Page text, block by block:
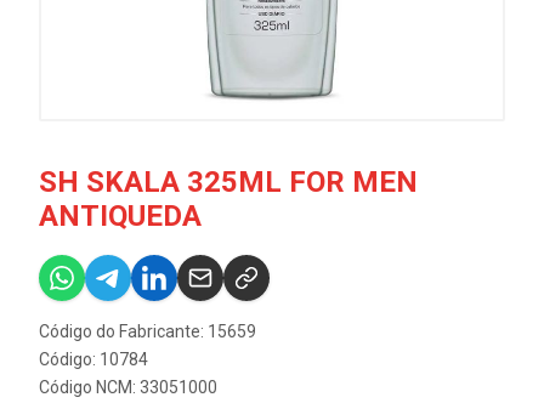
SH SKALA 325ML FOR MEN
ANTIQUEDA
Código do Fabricante: 15659
Código: 10784
Código NCM: 33051000